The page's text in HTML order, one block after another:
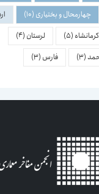
چهارمحال و بختیاری(10)
(5) لرستان(4)
(3) فارس(3)